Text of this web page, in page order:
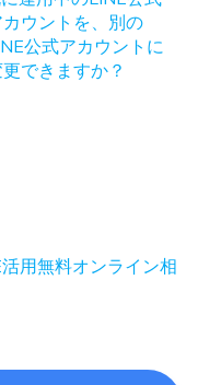
カウントを、別の
公式アカウントに
できますか？
用無料オンライン相